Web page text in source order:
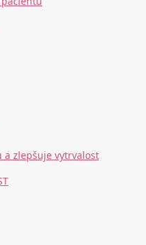
a zlepšuje vytrvalost